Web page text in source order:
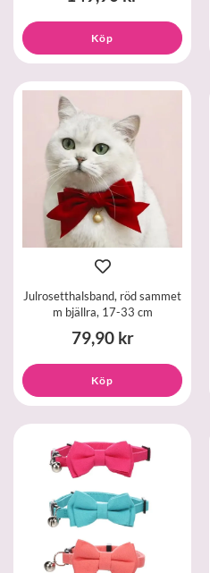
Köp
Julrosetthalsband, röd sammet
m bjällra, 17-33 cm
79,90 kr
Köp